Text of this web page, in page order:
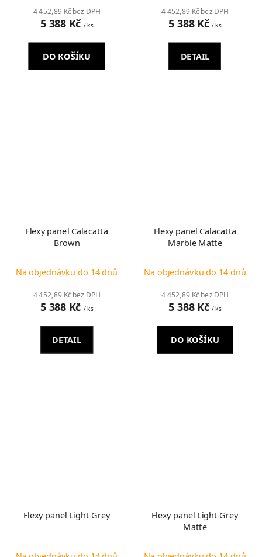
4 452,89 Kč bez DPH
5 388 Kč / ks
DO KOŠÍKU
4 452,89 Kč bez DPH
5 388 Kč/ ks
DETAIL
Flexy panel Calacatta
Brown
Na objednávku do 14 dnů
4 452,89 Kč bez DPH
5 388 Kč / ks
DETAIL
Flexy panel Calacatta
Marble Matte
Na objednávku do 14 dnů
4 452,89 Kč bez DPH
5 388 Kč/ ks
DO KOŠÍKU
Flexy panel Light Grey
Flexy panel Light Grey
Matte